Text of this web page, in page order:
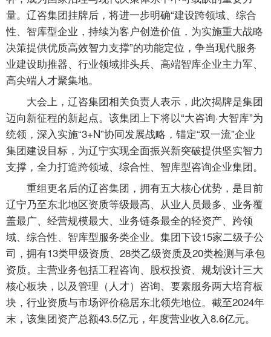
量。辽咨集团挂牌后，将进一步明确“建设跨领域、综合
性、智库型企业，持续为客户创造价值，为实施重大战略
决策提供优质高效智力支撑”的功能定位，争当现代服务
业建设助推器、行业领域排头兵、高端智库企业主力军、
高尖端人才聚集地。
大会上，辽咨集团相关负责人表示，此次揭牌是集团
迈向新征程的新起点。该集团上下将以“大咨询·大智库”为
统领，深入实施“3+N”协同发展战略，锚定“双一流”企业
集团建设目标，为辽宁实现全面振兴新突破提供坚实智力
支撑，全力打造跨领域、综合性、智库型咨询企业集团。
重组更名后的辽咨集团，拥有五大核心优势，是目前
辽宁乃至东北地区资质等级最高、从业人员最多、业务覆
盖最广、经营规模最大、业务链条最全的轻资产、跨领
域、综合性、智库型服务类企业。集团下设15家二级子公
司，拥有13类甲级资质、28类乙级资质及20类检测与承包
资质。主营业务包括工程咨询、股权投资、规划设计三大
核心板块，以及管理（人才）咨询、要素服务两大培育板
块，行业资质与市场评价稳居东北领先地位。截至2024年
末，该集团资产总额43.5亿元，年度营业收入8.6亿元。